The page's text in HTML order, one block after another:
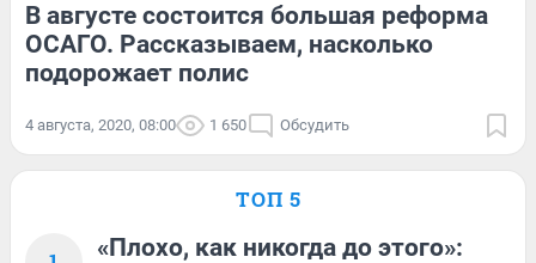
В августе состоится большая реформа
ОСАГО. Рассказываем, насколько
подорожает полис
4 августа, 2020, 08:00 1 650 Обсудить
ТОП 5
«Плохо, как никогда до этого»: